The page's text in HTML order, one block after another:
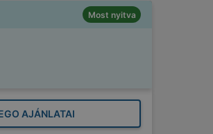
Most nyitva
AJÁNLATAI